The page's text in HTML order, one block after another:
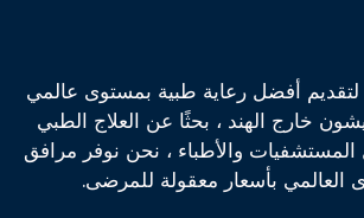
لتقديم أفضل رعاية طبية بمستوى عالمي
خارج الهند ، بحثًا عن العلاج الطبي
والأطباء ، نحن نوفر مرافق
العالمي بأسعار معقولة للمرضى.